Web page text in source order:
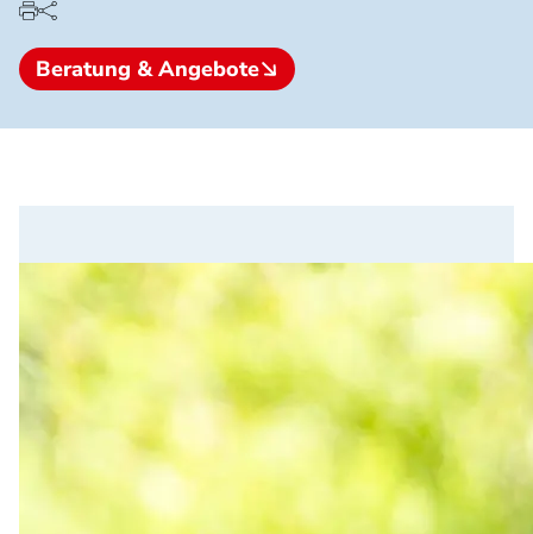
Beratung & Angebote